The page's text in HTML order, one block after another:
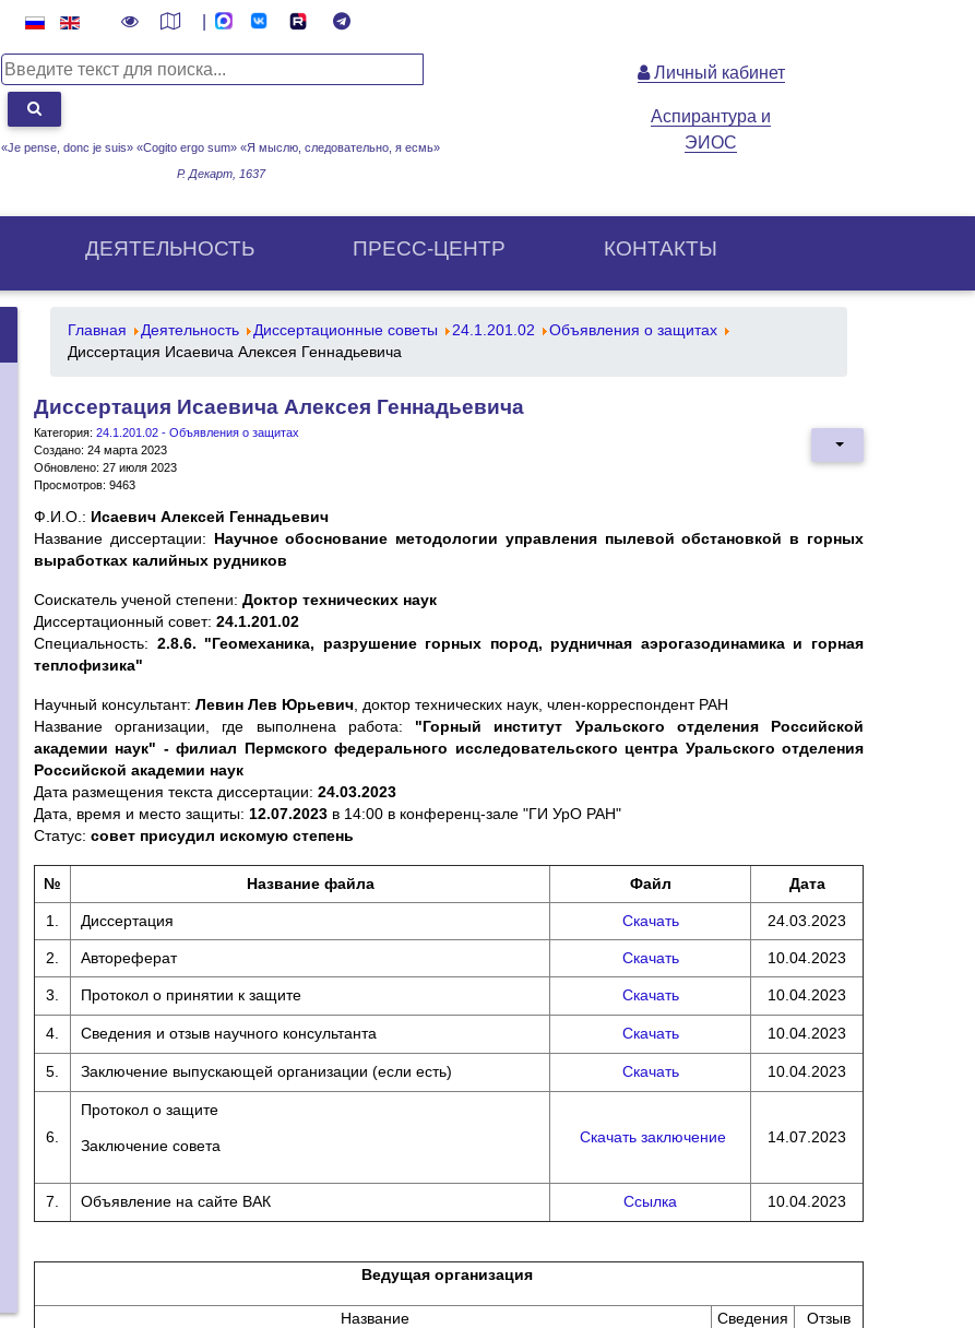
«Je pense, donc je suis» «Cogito ergo sum» «Я мыслю, следовательно, я есмь»
Р. Декарт, 1637
Личный кабинет
Аспирантура и
ЭИОС
ДЕЯТЕЛЬНОСТЬ ПРЕСС-ЦЕНТР КОНТАКТЫ
Главная Деятельность Диссертационные советы 24.1.201.02
Объявления о защитах
Диссертация Исаевича Алексея Геннадьевича
Диссертация Исаевича Алексея Геннадьевича
Категория: 24.1.201.02 - Объявления о защитах
Создано: 24 марта 2023
Обновлено: 27 июля 2023
Просмотров: 9463
Ф.И.О.: Исаевич Алексей Геннадьевич
Название диссертации: Научное обоснование методологии управления пылевой обстановкой в горных
выработках калийных рудников
Cоискатель ученой степени: Доктор технических наук
Диссертационный совет: 24.1.201.02
Специальность: 2.8.6. "Геомеханика, разрушение горных пород, рудничная аэрогазодинамика и горная
теплофизика"
Научный консультант: Левин Лев Юрьевич , доктор технических наук, член-корреспондент РАН
Название организации, где выполнена работа: "Горный институт Уральского отделения Российской
академии наук" - филиал Пермского федерального исследовательского центра Уральского отделения
Российской академии наук
Дата размещения текста диссертации: 24.03.2023
Дата, время и место защиты: 12.07.2023 в 14:00 в конференц-зале "ГИ УрО РАН"
Статус: совет присудил искомую степень
№ Название файла Файл Дата
1. Диссертация Скачать 24.03.2023
2. Автореферат Скачать 10.04.2023
3. Протокол о принятии к защите Скачать 10.04.2023
4. Сведения и отзыв научного консультанта Скачать 10.04.2023
5. Заключение выпускающей организации (если есть) Скачать 10.04.2023
6.
Протокол о защите
Заключение совета Скачать заключение 14.07.2023
7. Объявление на сайте ВАК Ссылка 10.04.2023
Ведущая организация
Название Сведения
Отзыв